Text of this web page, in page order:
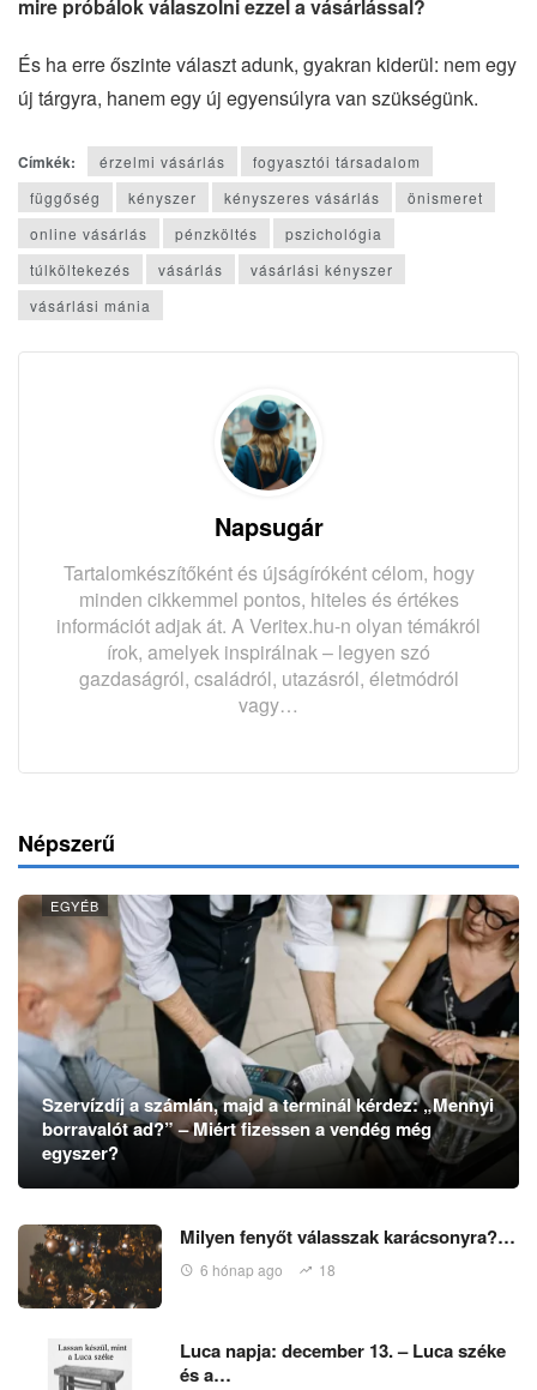
mire próbálok válaszolni ezzel a vásárlással?
És ha erre őszinte választ adunk, gyakran kiderül: nem egy
új tárgyra, hanem egy új egyensúlyra van szükségünk.
Címkék: érzelmi vásárlás
fogyasztói társadalom
függőség
kényszer kényszeres vásárlás
önismeret
online vásárlás
pénzköltés
pszichológia
túlköltekezés
vásárlás
vásárlási kényszer
vásárlási mánia
Napsugár
Tartalomkészítőként és újságíróként célom, hogy
minden cikkemmel pontos, hiteles és értékes
információt adjak át. A Veritex.hu-n olyan témákról
írok, amelyek inspirálnak – legyen szó
gazdaságról, családról, utazásról, életmódról
vagy…
Népszerű
EGYÉB
Szervízdíj a számlán, majd a terminál kérdez: „Mennyi
borravalót ad?” – Miért fizessen a vendég még
egyszer?
Milyen fenyőt válasszak karácsonyra?…
6 hónap ago 18
Luca napja: december 13. – Luca széke
és a…